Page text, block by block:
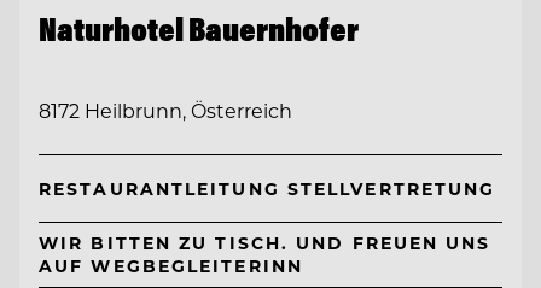
Naturhotel Bauernhofer
8172 Heilbrunn, Österreich
RESTAURANTLEITUNG STELLVERTRETUNG
WIR BITTEN ZU TISCH. UND FREUEN UNS
AUF WEGBEGLEITERINN